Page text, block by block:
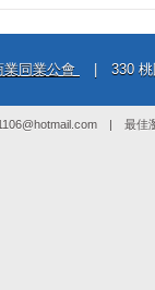
業同業公會 | 330 桃
| 最佳瀏